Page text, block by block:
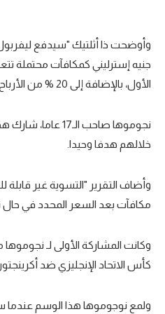
جنيه إسترليني كمكافآت محتملة
الأول، بالإضافة إلى 20 % من الأرباح في حال بيعه."
خلالهم هدفا وحيدا.
وأضاف التقرير "التسوية غير
مكافآت بعد السعر المحدد في
وكانت المشاركة الأولى لـ
كأس الاتحاد الإنجليزي ضد
ولمع نوجوموها هذا الوسم